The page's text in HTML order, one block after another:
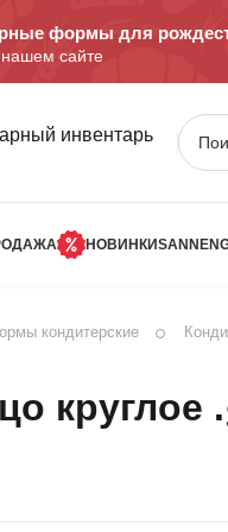
формы для
сайте
НОВИНКИ
кондитерские
круглое